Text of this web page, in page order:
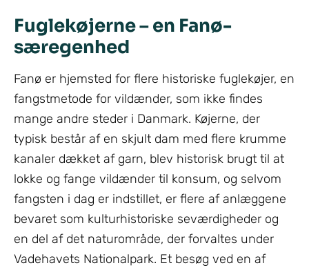
Fuglekøjerne – en Fanø-
særegenhed
Fanø er hjemsted for flere historiske fuglekøjer, en
fangstmetode for vildænder, som ikke findes
mange andre steder i Danmark. Køjerne, der
typisk består af en skjult dam med flere krumme
kanaler dækket af garn, blev historisk brugt til at
lokke og fange vildænder til konsum, og selvom
fangsten i dag er indstillet, er flere af anlæggene
bevaret som kulturhistoriske seværdigheder og
en del af det naturområde, der forvaltes under
Vadehavets Nationalpark. Et besøg ved en af